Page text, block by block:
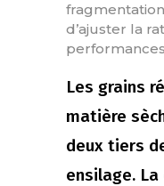
d’ajuster la
Les grains
matière
deux tiers
ensilage.